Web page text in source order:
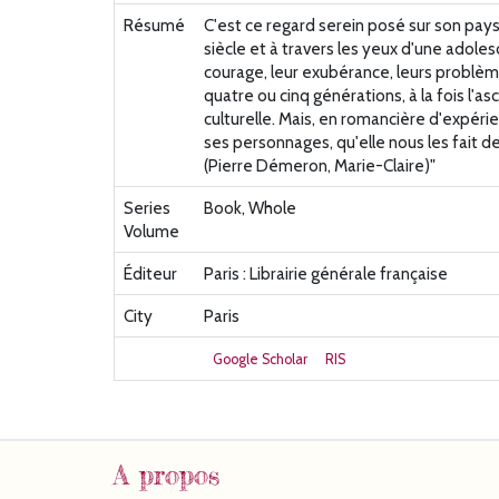
Résumé
C'est ce regard serein posé sur son
siècle et à travers les yeux d'une
courage, leur exubérance, leurs
quatre ou cinq générations, à la fois
culturelle. Mais, en romancière
ses personnages, qu'elle nous les fait
(Pierre Démeron, Marie-Claire)"
Series
Volume
Book, Whole
Éditeur
Paris : Librairie générale française
City
Paris
Google Scholar RIS
A propos